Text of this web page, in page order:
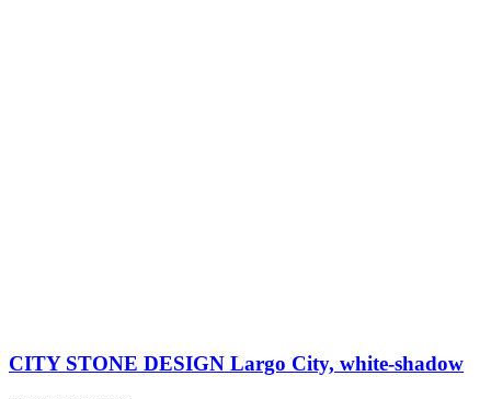
CITY STONE DESIGN Largo City, white-shadow